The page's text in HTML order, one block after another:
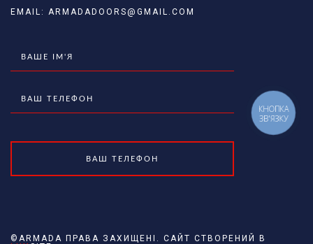
EMAIL: ARMADADOORS@GMAIL.COM
©ARMADA ПРАВА ЗАХИЩЕНІ. САЙТ СТВОРЕНИЙ В
КНОПКА
ЗВ'ЯЗКУ